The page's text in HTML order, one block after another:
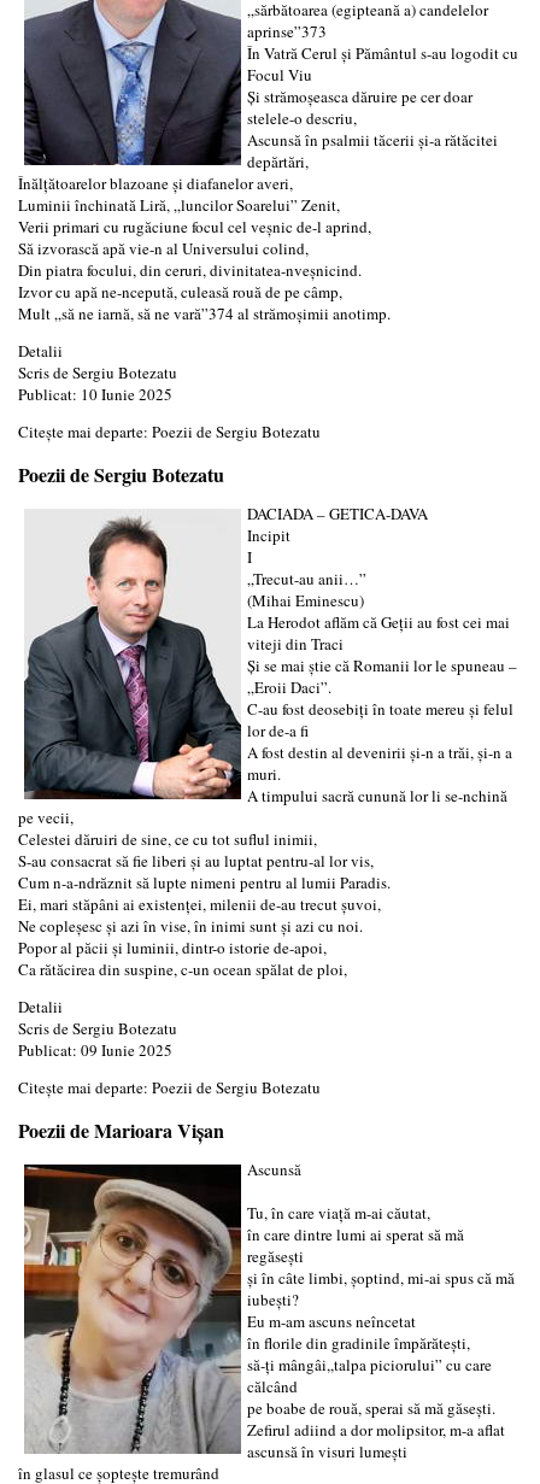
„sărbătoarea (egipteană a) candelelor
aprinse”373
În Vatră Cerul şi Pământul s-au logodit cu
Focul Viu
Şi strămoşeasca dăruire pe cer doar
stelele-o descriu,
Ascunsă în psalmii tăcerii şi-a rătăcitei
depărtări,
Înălţătoarelor blazoane şi diafanelor averi,
Luminii închinată Liră, „luncilor Soarelui” Zenit,
Verii primari cu rugăciune focul cel veşnic de-l aprind,
Să izvorască apă vie-n al Universului colind,
Din piatra focului, din ceruri, divinitatea-nveşnicind.
Izvor cu apă ne-ncepută, culeasă rouă de pe câmp,
Mult „să ne iarnă, să ne vară”374 al strămoşimii anotimp.
Detalii
Scris deSergiu Botezatu
Publicat: 10 Iunie 2025
Citește mai departe: Poezii de Sergiu Botezatu
Poezii de Sergiu Botezatu
DACIADA – GETICA-DAVA
Incipit
I
„Trecut-au anii…”
(Mihai Eminescu)
La Herodot aflăm că Geţii au fost cei mai
viteji din Traci
Şi se mai ştie că Romanii lor le spuneau –
„Eroii Daci”.
C-au fost deosebiţi în toate mereu şi felul
lor de-a fi
A fost destin al devenirii şi-n a trăi, şi-n a
muri.
A timpului sacră cunună lor li se-nchină
pe vecii,
Celestei dăruiri de sine, ce cu tot suflul inimii,
S-au consacrat să fie liberi şi au luptat pentru-al lor vis,
Cum n-a-ndrăznit să lupte nimeni pentru al lumii Paradis.
Ei, mari stăpâni ai existenţei, milenii de-au trecut şuvoi,
Ne copleşesc şi azi în vise, în inimi sunt şi azi cu noi.
Popor al păcii şi luminii, dintr-o istorie de-apoi,
Ca rătăcirea din suspine, c-un ocean spălat de ploi,
Detalii
Scris deSergiu Botezatu
Publicat: 09 Iunie 2025
Citește mai departe: Poezii de Sergiu Botezatu
Poezii de Marioara Vișan
Ascunsă
Tu, în care viață m-ai căutat,
în care dintre lumi ai sperat să mă
regăsești
și în câte limbi, șoptind, mi-ai spus că mă
iubești?
Eu m-am ascuns neîncetat
în florile din gradinile împărătești,
să-ți mângâi,,talpa piciorului” cu care
călcând
pe boabe de rouă, sperai să mă găsești.
Zefirul adiind a dor molipsitor, m-a aflat
ascunsă în visuri lumești
în glasul ce șoptește tremurând